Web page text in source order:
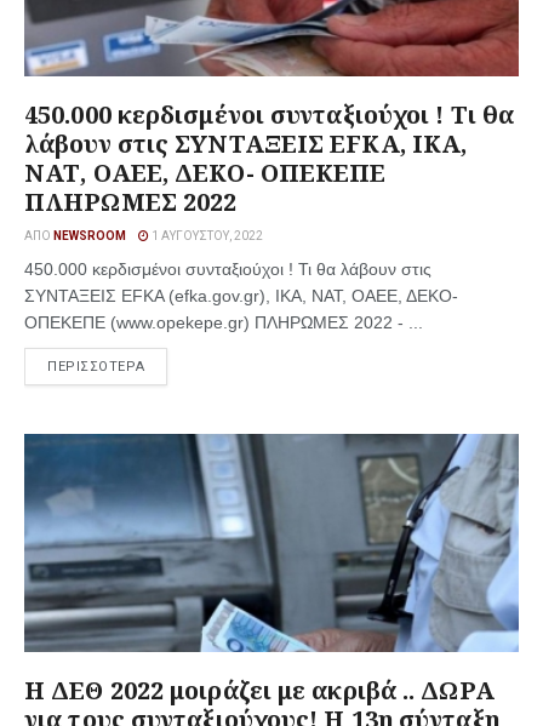
450.000 κερδισμένοι συνταξιούχοι ! Τι θα
λάβουν στις ΣΥΝΤΑΞΕΙΣ EFKA, ΙΚΑ,
ΝΑΤ, ΟΑΕΕ, ΔΕΚΟ- ΟΠΕΚΕΠΕ
ΠΛΗΡΩΜΕΣ 2022
ΑΠΌ NEWSROOM 1 ΑΥΓΟΎΣΤΟΥ, 2022
450.000 κερδισμένοι συνταξιούχοι ! Τι θα λάβουν στις
ΣΥΝΤΑΞΕΙΣ EFKA (efka.gov.gr), ΙΚΑ, ΝΑΤ, ΟΑΕΕ, ΔΕΚΟ-
ΟΠΕΚΕΠΕ (www.opekepe.gr) ΠΛΗΡΩΜΕΣ 2022 - ...
ΠΕΡΙΣΣΟΤΕΡΑ
Η ΔΕΘ 2022 μοιράζει με ακριβά .. ΔΩΡΑ
για τους συνταξιούχους! Η 13η σύνταξη